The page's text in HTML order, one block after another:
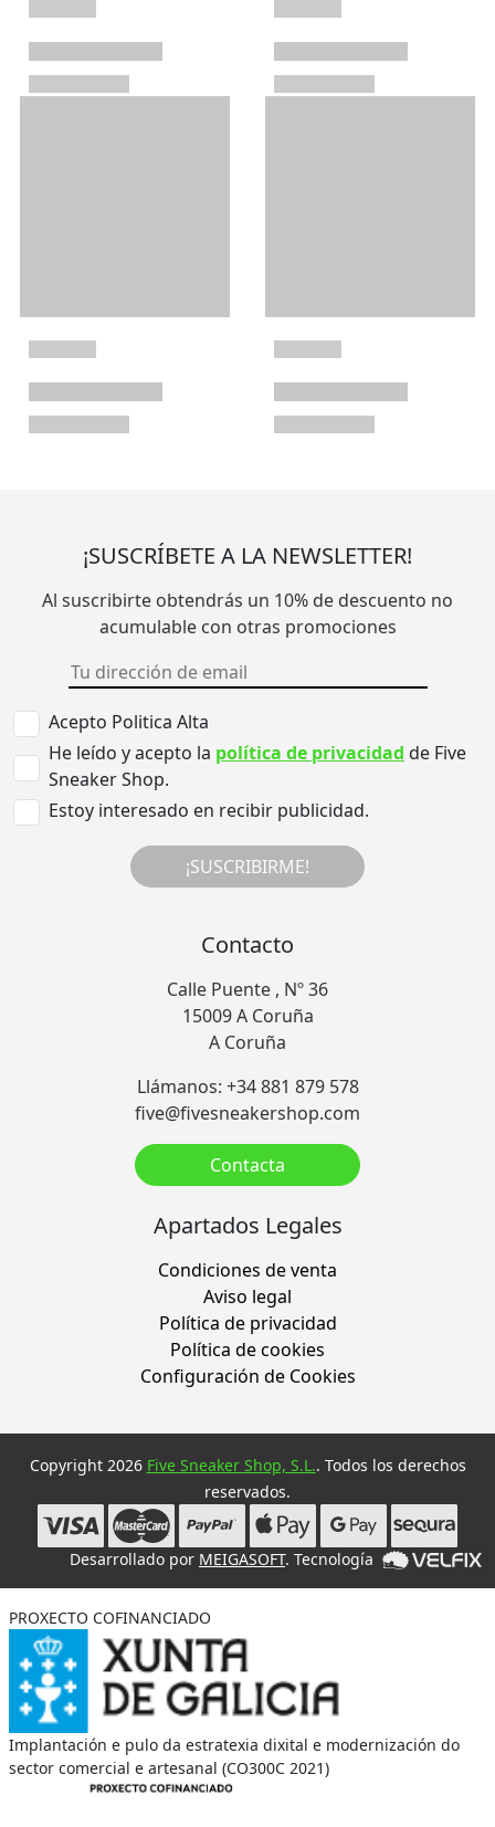
¡SUSCRÍBETE A LA NEWSLETTER!
Al suscribirte obtendrás un 10% de descuento no
acumulable con otras promociones
Acepto Politica Alta
He leído y acepto la política de privacidad de Five
Sneaker Shop.
Estoy interesado en recibir publicidad.
¡SUSCRIBIRME!
Contacto
Calle Puente , Nº 36
15009 A Coruña
A Coruña
Llámanos: +34 881 879 578
five@fivesneakershop.com
Contacta
Apartados Legales
Condiciones de venta
Aviso legal
Política de privacidad
Política de cookies
Configuración de Cookies
Copyright 2026 Five Sneaker Shop, S.L.. Todos los derechos
reservados.
Desarrollado por MEIGASOFT. Tecnología
PROXECTO COFINANCIADO
Implantación e pulo da estratexia dixital e modernización do
sector comercial e artesanal (CO300C 2021)